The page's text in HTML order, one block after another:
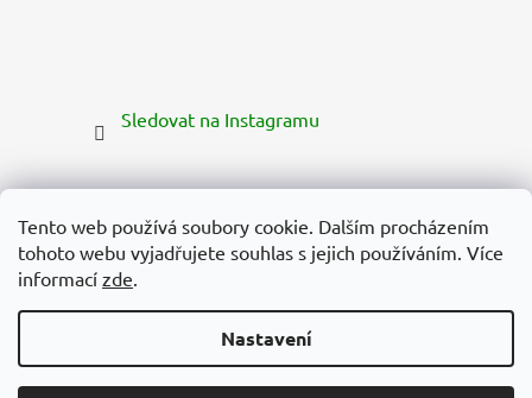
Tento web používá soubory cookie. Dalším procházením
tohoto webu vyjadřujete souhlas s jejich používáním. Více
informací zde.
Nastavení
Sledovat na Instagramu
Vytvořil Shoptet Premium